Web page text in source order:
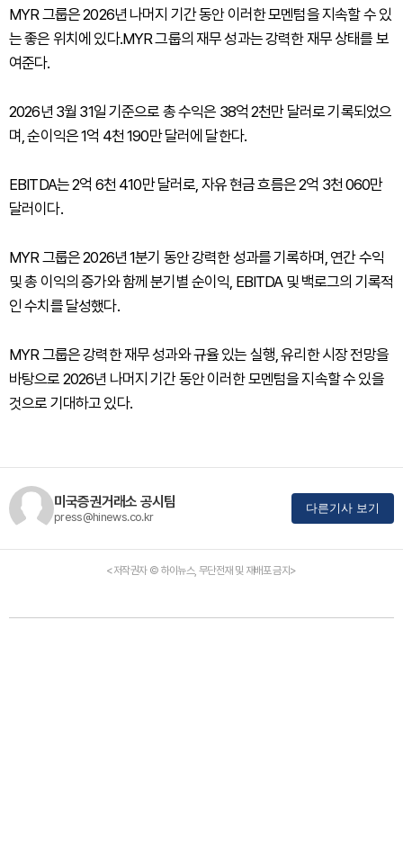
MYR 그룹은 2026년 나머지 기간 동안 이러한 모멘텀을 지속할 수 있
는 좋은 위치에 있다.MYR 그룹의 재무 성과는 강력한 재무 상태를 보
여준다.
2026년 3월 31일 기준으로 총 수익은 38억 2천만 달러로 기록되었으
며, 순이익은 1억 4천 190만 달러에 달한다.
EBITDA는 2억 6천 410만 달러로, 자유 현금 흐름은 2억 3천 060만
달러이다.
MYR 그룹은 2026년 1분기 동안 강력한 성과를 기록하며, 연간 수익
및 총 이익의 증가와 함께 분기별 순이익, EBITDA 및 백로그의 기록적
인 수치를 달성했다.
MYR 그룹은 강력한 재무 성과와 규율 있는 실행, 유리한 시장 전망을
바탕으로 2026년 나머지 기간 동안 이러한 모멘텀을 지속할 수 있을
것으로 기대하고 있다.
미국증권거래소 공시팀
press@hinews.co.kr
다른기사 보기
<저작권자 © 하이뉴스, 무단전재 및 재배포 금지>